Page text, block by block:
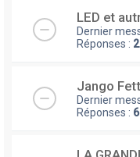
LED et
Dernier
Réponses : 2
Jango Fett
Dernier
Réponses : 6